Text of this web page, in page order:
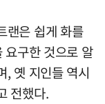
랜은 쉽게 화를
구한 것으로 알
, 옛 지인들 역시
전했다.